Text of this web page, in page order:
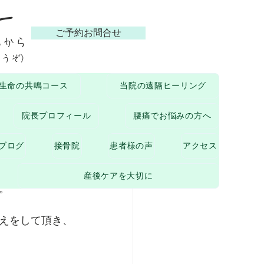
ご予約お問合せ
ら
ぞ）
をして頂き、
命の共鳴コース 当院の遠隔ヒーリング
院長プロフィール 腰痛でお悩みの方へ
ログ 接骨院 患者様の声 アクセス
産後ケアを大切に